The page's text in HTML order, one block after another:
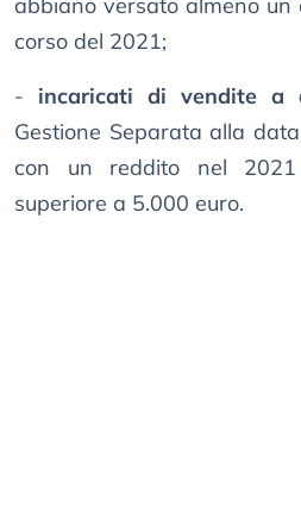
abbiano versato almeno un
corso del 2021;
- incaricati di vendite a
Gestione Separata alla
con un reddito nel
superiore a 5.000 euro.